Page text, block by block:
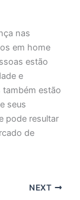
nas
em home
estão
e
também estão
seus
pode resultar
de
NEXT